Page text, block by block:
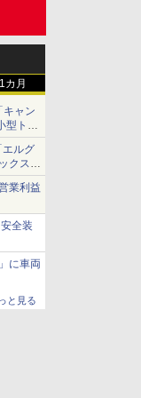
1カ月
キャン
型トラ
エルグ
クス」
業利益
全装
に車両
と見る